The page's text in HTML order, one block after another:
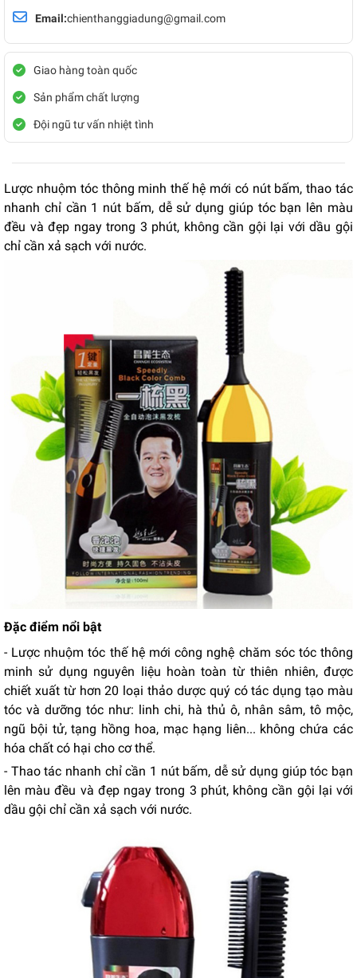
Email:chienthanggiadung@gmail.com
Giao hàng toàn quốc
Sản phẩm chất lượng
Đội ngũ tư vấn nhiệt tình
Lược nhuộm tóc thông minh thế hệ mới có nút bấm, thao tác
nhanh chỉ cần 1 nút bấm, dễ sử dụng giúp tóc bạn lên màu
đều và đẹp ngay trong 3 phút, không cần gội lại với dầu gội
chỉ cần xả sạch với nước.
Đặc điểm nổi bật
- Lược nhuộm tóc thế hệ mới công nghệ chăm sóc tóc thông
minh sử dụng nguyên liệu hoàn toàn từ thiên nhiên, được
chiết xuất từ hơn 20 loại thảo dược quý có tác dụng tạo màu
tóc và dưỡng tóc như: linh chi, hà thủ ô, nhân sâm, tô mộc,
ngũ bội tử, tạng hồng hoa, mạc hạng liên... không chứa các
hóa chất có hại cho cơ thể.
- Thao tác nhanh chỉ cần 1 nút bấm, dễ sử dụng giúp tóc bạn
lên màu đều và đẹp ngay trong 3 phút, không cần gội lại với
dầu gội chỉ cần xả sạch với nước.